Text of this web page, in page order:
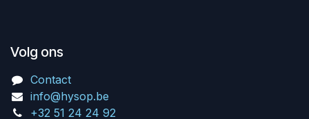
Volg ons
Contact
info@hysop.be
+32 51 24 24 92